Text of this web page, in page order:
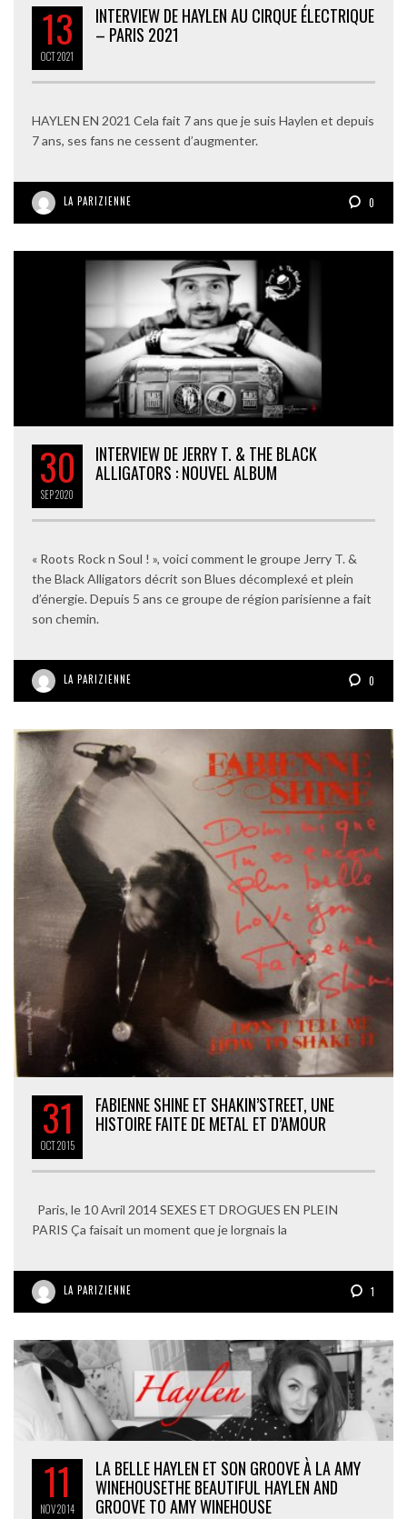
13
OCT2021
INTERVIEW DE HAYLEN AU CIRQUE ÉLECTRIQUE
– PARIS 2021
HAYLEN EN 2021 Cela fait 7 ans que je suis Haylen et depuis
7 ans, ses fans ne cessent d’augmenter.
LA PARIZIENNE 0
30
SEP2020
INTERVIEW DE JERRY T. & THE BLACK
ALLIGATORS : NOUVEL ALBUM
« Roots Rock n Soul ! », voici comment le groupe Jerry T. &
the Black Alligators décrit son Blues décomplexé et plein
d’énergie. Depuis 5 ans ce groupe de région parisienne a fait
son chemin.
LA PARIZIENNE 0
31
OCT2015
FABIENNE SHINE ET SHAKIN’STREET, UNE
HISTOIRE FAITE DE METAL ET D’AMOUR
Paris, le 10 Avril 2014 SEXES ET DROGUES EN PLEIN
PARIS Ça faisait un moment que je lorgnais la
LA PARIZIENNE 1
11
NOV2014
LA BELLE HAYLEN ET SON GROOVE À LA AMY
WINEHOUSETHE BEAUTIFUL HAYLEN AND
GROOVE TO AMY WINEHOUSE